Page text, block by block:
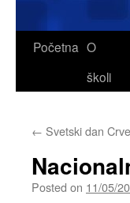
Skip
Početna O
školi
← Svetski dan
Posted on 11/05/